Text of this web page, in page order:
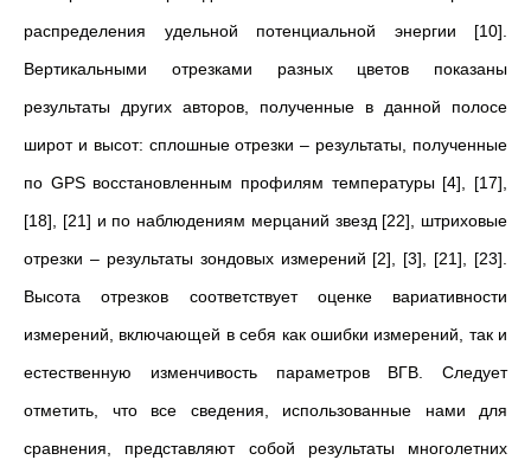
распределения удельной потенциальной энергии [10].
Вертикальными отрезками разных цветов показаны
результаты других авторов, полученные в данной полосе
широт и высот: сплошные отрезки – результаты, полученные
по GPS восстановленным профилям температуры [4], [17],
[18], [21] и по наблюдениям мерцаний звезд [22], штриховые
отрезки – результаты зондовых измерений [2], [3], [21], [23].
Высота отрезков соответствует оценке вариативности
измерений, включающей в себя как ошибки измерений, так и
естественную изменчивость параметров ВГВ. Следует
отметить, что все сведения, использованные нами для
сравнения, представляют собой результаты многолетних